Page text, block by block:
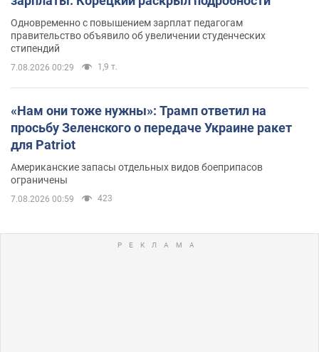
Одновременно с повышением зарплат педагогам
правительство объявило об увеличении студенческих
стипендий
7.08.2026 00:29 1,9 т.
«Нам они тоже нужны»: Трамп ответил на
просьбу Зеленского о передаче Украине ракет
для Patriot
Американские запасы отдельных видов боеприпасов
ограничены
7.08.2026 00:59 423